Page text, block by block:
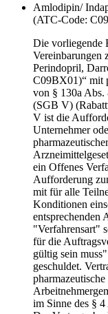
Amlodipin/
(ATC-Code:
Die vorliegende
Vereinbarungen
Perindopril,
C09BX01)“ mit
von § 130a Abs.
(SGB V)
V ist die
Unternehmer
ein Offenes
Aufforderung
mit für alle
Konditionen
entsprechenden
"Verfahrensart"
für die
gültig sein
geschuldet.
im Sinne des §